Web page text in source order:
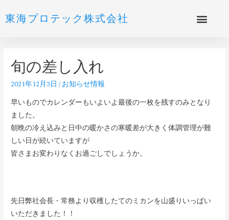
東海プロテック株式会社
旬の差し入れ
2021年12月3日 /お知らせ情報
早いものでカレンダーもいよいよ最後の一枚を残すのみとなり
ました。
朝晩の冷え込みと日中の暖かさの寒暖差が大きく体調管理が難
しい日が続いていますが
皆さまお変わりなくお過ごしでしょうか。
先日弊社会長・常務より収穫したてのミカンを山盛りいっぱい
いただきました！！